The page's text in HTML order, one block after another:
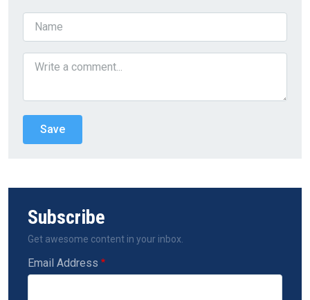
Subscribe
Get awesome content in your inbox.
Email Address